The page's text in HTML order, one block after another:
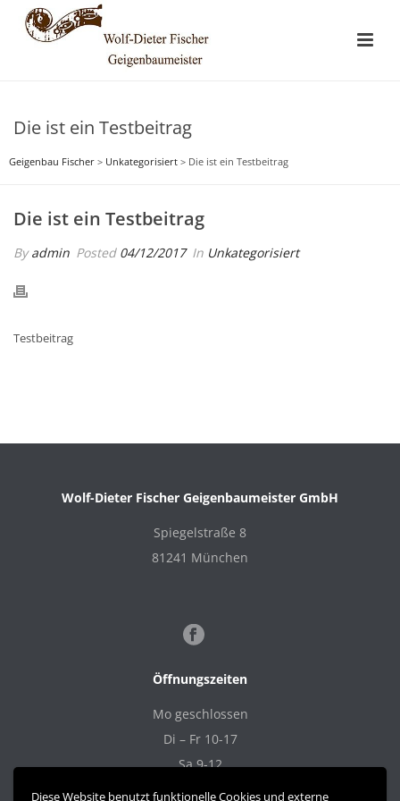
Diese Website benutzt funktionelle Cookies und externe
Die ist ein Testbeitrag
Geigenbau Fischer > Unkategorisiert > Die ist ein Testbeitrag
Die ist ein Testbeitrag
Byadmin Posted 04/12/2017 In Unkategorisiert
Testbeitrag
Wolf-Dieter Fischer Geigenbaumeister GmbH
Spiegelstraße 8
81241 München
Öffnungszeiten
Mo geschlossen
Di – Fr 10-17
Sa 9-12